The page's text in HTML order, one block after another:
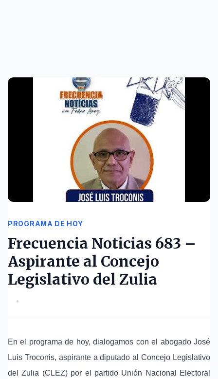
PROGRAMA DE HOY
Frecuencia Noticias 683 –
Aspirante al Concejo
Legislativo del Zulia
•
En el programa de hoy, dialogamos con el abogado José
Luis Troconis, aspirante a diputado al Concejo Legislativo
del Zulia (CLEZ) por el partido Unión Nacional Electoral